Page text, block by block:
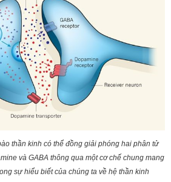
thần kinh có thể đồng giải phóng hai phân tử
và GABA thông qua một cơ chế chung mang
sự hiểu biết của chúng ta về hệ thần kinh